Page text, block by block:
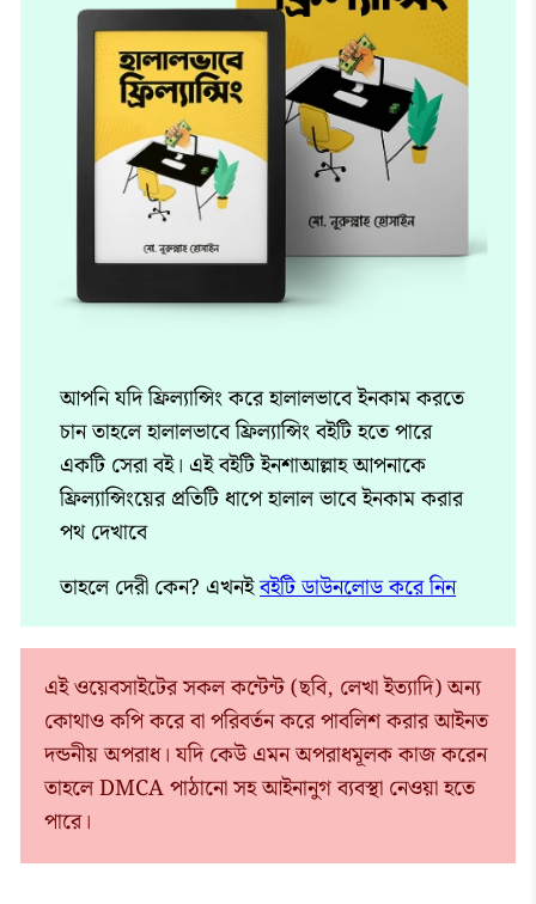
আপনি যদি ফ্রিল্যান্সিং করে হালালভাবে ইনকাম করতে
চান তাহলে হালালভাবে ফ্রিল্যান্সিং বইটি হতে পারে
একটি সেরা বই। এই বইটি ইনশাআল্লাহ আপনাকে
ফ্রিল্যান্সিংয়ের প্রতিটি ধাপে হালাল ভাবে ইনকাম করার
পথ দেখাবে
তাহলে দেরী কেন? এখনইবইটি ডাউনলোড করে নিন
এই ওয়েবসাইটের সকল কন্টেন্ট (ছবি, লেখা ইত্যাদি) অন্য
কোথাও কপি করে বা পরিবর্তন করে পাবলিশ করার আইনত
দন্ডনীয় অপরাধ। যদি কেউ এমন অপরাধমূলক কাজ করেন
তাহলে DMCA পাঠানো সহ আইনানুগ ব্যবস্থা নেওয়া হতে
পারে।